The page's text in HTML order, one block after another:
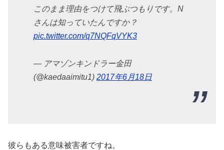
このまま理由をつけて飛ぶつもりです。N
さんは知っていたんですか？
pic.twitter.com/q7NQFqVYK3
— アマゾンキンドラー金田
(@kaedaaimitu1) 2017年6月18日
彼らもある意味被害者ですね。